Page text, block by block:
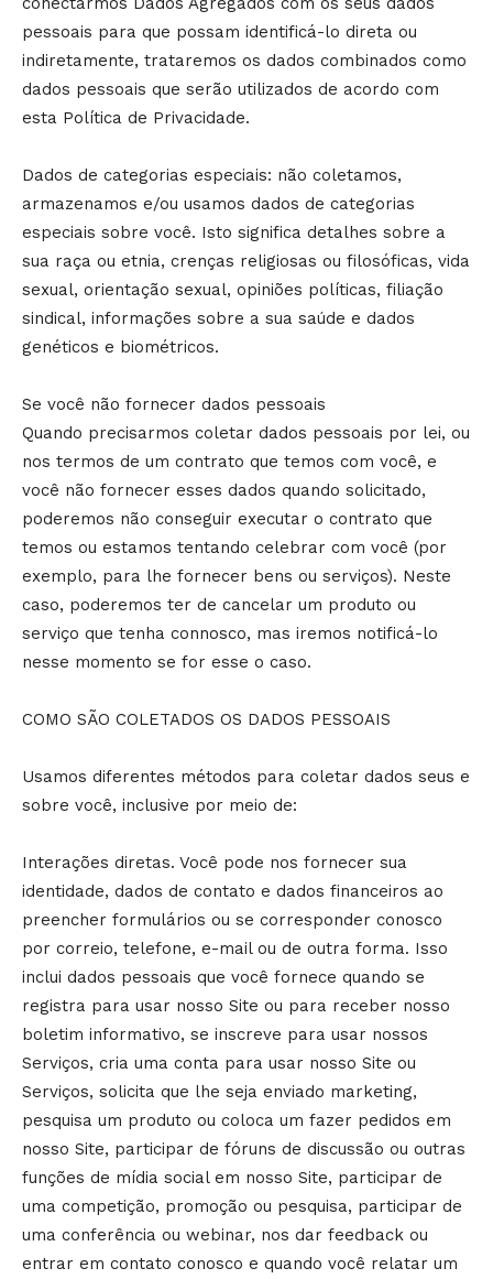
pessoais para que possam identificá-lo direta ou
indiretamente, trataremos os dados combinados como
dados pessoais que serão utilizados de acordo com
esta Política de Privacidade.
Dados de categorias especiais: não coletamos,
armazenamos e/ou usamos dados de categorias
especiais sobre você. Isto significa detalhes sobre a
sua raça ou etnia, crenças religiosas ou filosóficas, vida
sexual, orientação sexual, opiniões políticas, filiação
sindical, informações sobre a sua saúde e dados
genéticos e biométricos.
Se você não fornecer dados pessoais
Quando precisarmos coletar dados pessoais por lei, ou
nos termos de um contrato que temos com você, e
você não fornecer esses dados quando solicitado,
poderemos não conseguir executar o contrato que
temos ou estamos tentando celebrar com você (por
exemplo, para lhe fornecer bens ou serviços). Neste
caso, poderemos ter de cancelar um produto ou
serviço que tenha connosco, mas iremos notificá-lo
nesse momento se for esse o caso.
COMO SÃO COLETADOS OS DADOS PESSOAIS
Usamos diferentes métodos para coletar dados seus e
sobre você, inclusive por meio de:
Interações diretas. Você pode nos fornecer sua
identidade, dados de contato e dados financeiros ao
preencher formulários ou se corresponder conosco
por correio, telefone, e-mail ou de outra forma. Isso
inclui dados pessoais que você fornece quando se
registra para usar nosso Site ou para receber nosso
boletim informativo, se inscreve para usar nossos
Serviços, cria uma conta para usar nosso Site ou
Serviços, solicita que lhe seja enviado marketing,
pesquisa um produto ou coloca um fazer pedidos em
nosso Site, participar de fóruns de discussão ou outras
funções de mídia social em nosso Site, participar de
uma competição, promoção ou pesquisa, participar de
uma conferência ou webinar, nos dar feedback ou
entrar em contato conosco e quando você relatar um